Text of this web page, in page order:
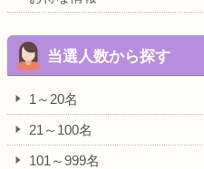
当選人数から探す
1～20名
21～100名
101～999名